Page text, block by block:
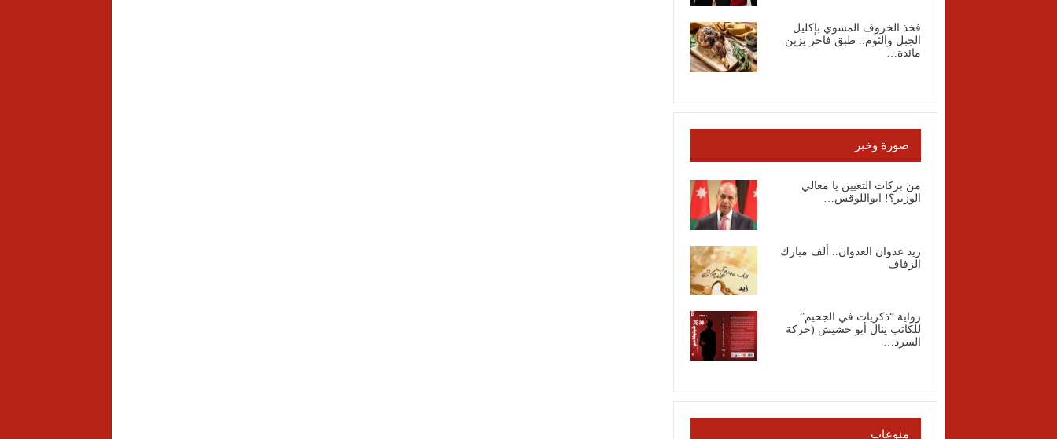
فخذ الخروف المشوي بإكليل
الجبل والثوم.. طبق فاخر يزين
مائدة…
صورة وخبر
من بركات التعيين يا معالي
الوزير؟! ابواللوقس…
زيد عدوان العدوان.. ألف مبارك
الزفاف
رواية “ذكريات في الجحيم”
للكاتب ينال أبو حشيش (حركة
السرد…
منوعات